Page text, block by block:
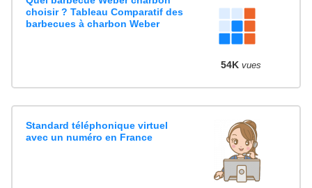
choisir ? Tableau Comparatif des
barbecues à charbon Weber
54K vues
Standard téléphonique virtuel
avec un numéro en France